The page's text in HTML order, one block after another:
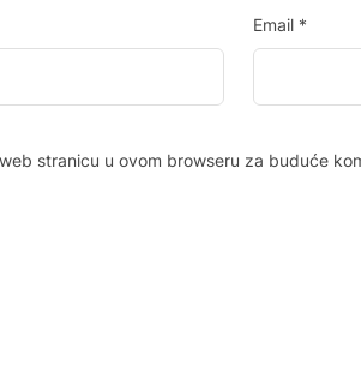
Email *
stranicu u ovom browseru za buduće